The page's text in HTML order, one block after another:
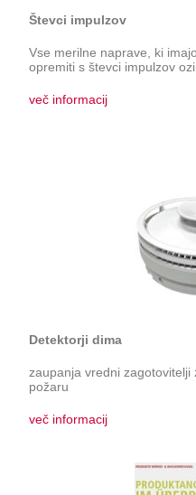
Števci impulzov
Vse merilne naprave, ki
opremiti s števci impulzov
več informacij
Detektorji dima
zaupanja vredni
požaru
več informacij